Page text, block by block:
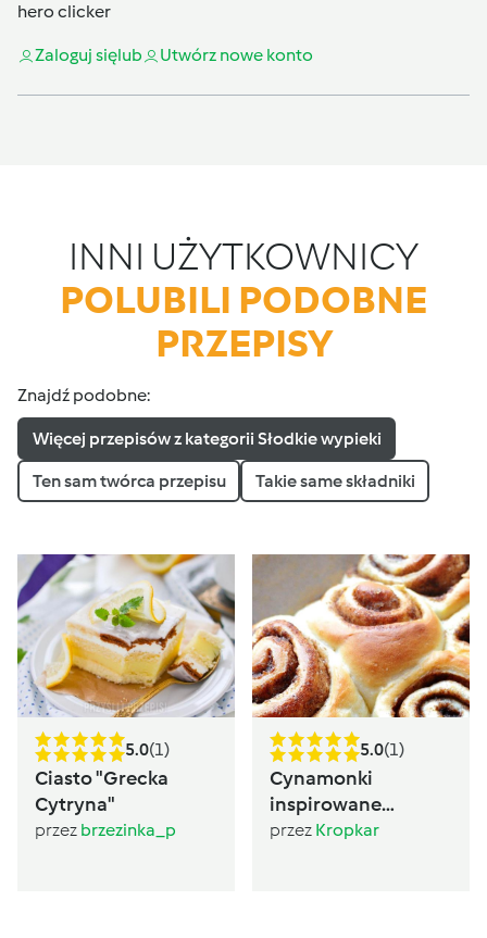
hero clicker
Zaloguj sięlub Utwórz nowe konto
INNI UŻYTKOWNICY
POLUBILI PODOBNE
PRZEPISY
Znajdź podobne:
Więcej przepisów z kategorii Słodkie wypieki
Ten sam twórca przepisu Takie same składniki
5.0(1)
Ciasto "Grecka
Cytryna"
przez brzezinka_p
5.0(1)
Cynamonki
inspirowane
Sugarlady
przez Kropkar